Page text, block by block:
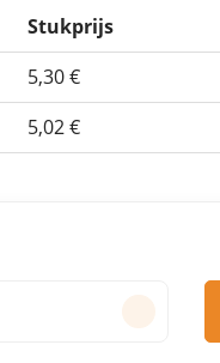
Stukprijs
5,30 €
5,02 €